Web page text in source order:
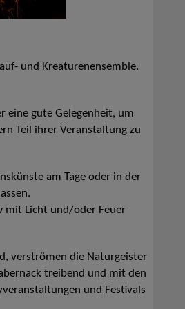
und Kreaturenensemble.
eine gute Gelegenheit, um
Teil ihrer Veranstaltung zu
am Tage oder in der
mit Licht und/oder Feuer
verströmen die Naturgeister
treibend und mit den
und Festivals